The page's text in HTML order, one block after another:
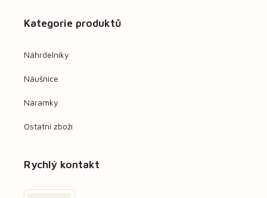
Kategorie produktů
Náhrdelníky
Náušnice
Náramky
Ostatní zboží
Rychlý kontakt